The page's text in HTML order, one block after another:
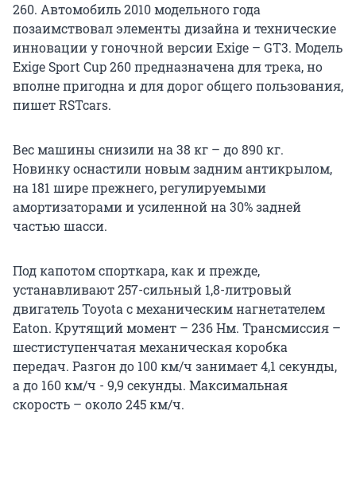
260. Автомобиль 2010 модельного года
позаимствовал элементы дизайна и технические
инновации у гоночной версии Exige – GT3. Модель
Exige Sport Cup 260 предназначена для трека, но
вполне пригодна и для дорог общего пользования,
пишет RSTcars.
Вес машины снизили на 38 кг – до 890 кг.
Новинку оснастили новым задним антикрылом,
на 181 шире прежнего, регулируемыми
амортизаторами и усиленной на 30% задней
частью шасси.
Под капотом спорткара, как и прежде,
устанавливают 257-сильный 1,8-литровый
двигатель Toyota с механическим нагнетателем
Eaton. Крутящий момент – 236 Нм. Трансмиссия –
шестиступенчатая механическая коробка
передач. Разгон до 100 км/ч занимает 4,1 секунды,
а до 160 км/ч - 9,9 секунды. Максимальная
скорость – около 245 км/ч.